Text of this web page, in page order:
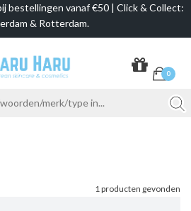
bestellingen vanaf €50 | Click & Collect:
& Rotterdam.
0
1 producten gevonden